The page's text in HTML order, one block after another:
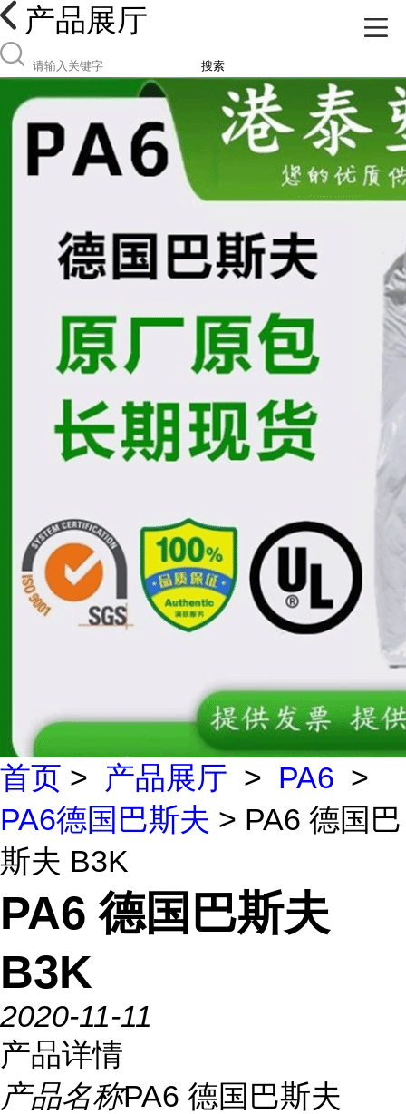
产品展厅
搜索
首页 > 产品展厅 > PA6 >
PA6德国巴斯夫 > PA6 德国巴
斯夫 B3K
PA6 德国巴斯夫
B3K
2020-11-11
产品详情
产品名称PA6 德国巴斯夫